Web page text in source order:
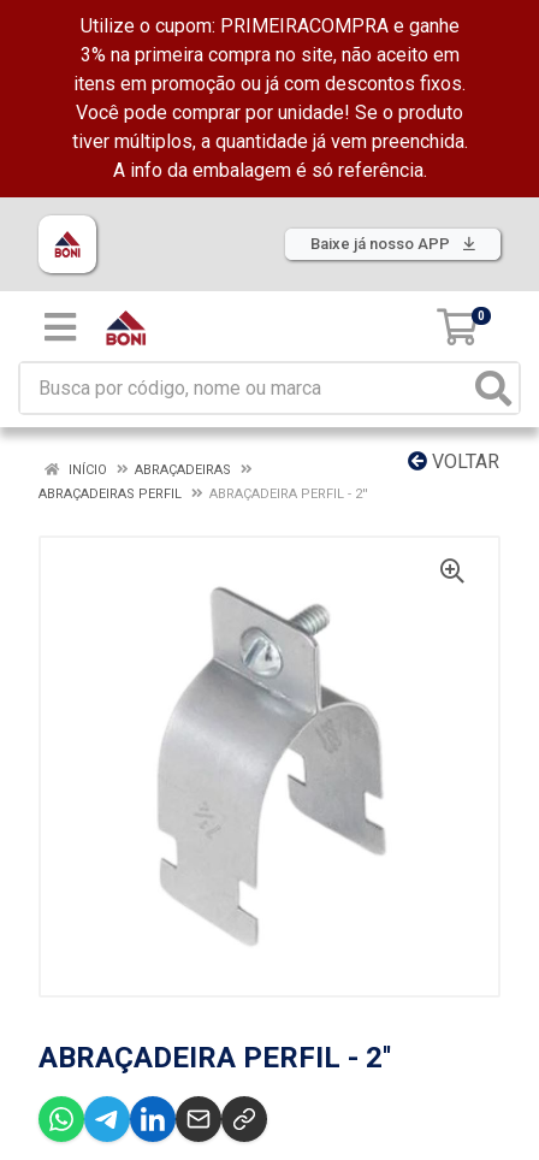
Utilize o cupom: PRIMEIRACOMPRA e ganhe
3% na primeira compra no site, não aceito em
itens em promoção ou já com descontos fixos.
Você pode comprar por unidade! Se o produto
tiver múltiplos, a quantidade já vem preenchida.
A info da embalagem é só referência.
Baixe já nosso APP
0
VOLTAR
INÍCIO
ABRAÇADEIRAS
ABRAÇADEIRAS PERFIL
ABRAÇADEIRA PERFIL - 2''
ABRAÇADEIRA PERFIL - 2''